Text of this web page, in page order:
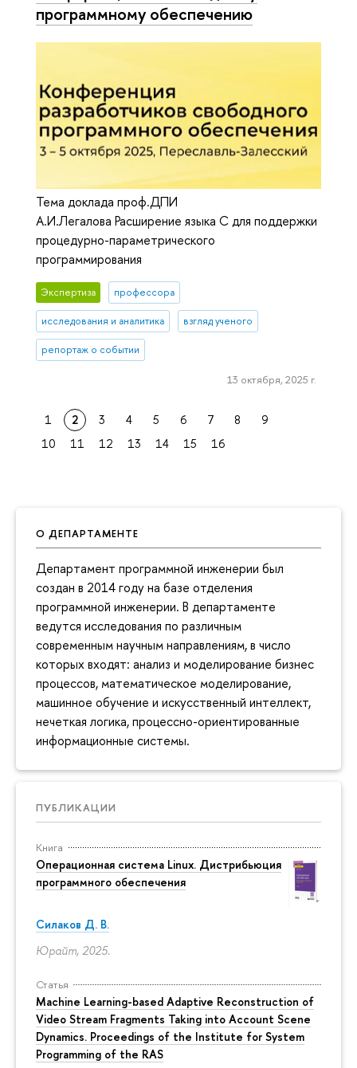
О ДЕПАРТАМЕНТЕ
Департамент программной инженерии был
создан в 2014 году на базе отделения
программной инженерии. В департаменте
ведутся исследования по различным
современным научным направлениям, в число
которых входят: анализ и моделирование бизнес
процессов, математическое моделирование,
машинное обучение и искусственный интеллект,
нечеткая логика, процессно-ориентированные
информационные системы.
ПУБЛИКАЦИИ
Книга
Операционная система Linux. Дистрибьюция
программного обеспечения
Силаков Д. В.
Юрайт, 2025.
Статья
Machine Learning-based Adaptive Reconstruction of
Video Stream Fragments Taking into Account Scene
Dynamics. Proceedings of the Institute for System
Programming of the RAS
программному обеспечению
Тема доклада проф.ДПИ
А.И.Легалова Расширение языка C для поддержки
процедурно-параметрического
программирования
Экспертиза профессора
исследования и аналитика взгляд ученого
репортаж о событии
13 октября, 2025 г.
1 2 3 4 5 6 7 8
9
10
11 12 13 14 15 16